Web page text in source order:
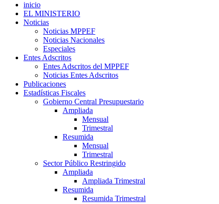
inicio
EL MINISTERIO
Noticias
Noticias MPPEF
Noticias Nacionales
Especiales
Entes Adscritos
Entes Adscritos del MPPEF
Noticias Entes Adscritos
Publicaciones
Estadísticas Fiscales
Gobierno Central Presupuestario
Ampliada
Mensual
Trimestral
Resumida
Mensual
Trimestral
Sector Público Restringido
Ampliada
Ampliada Trimestral
Resumida
Resumida Trimestral